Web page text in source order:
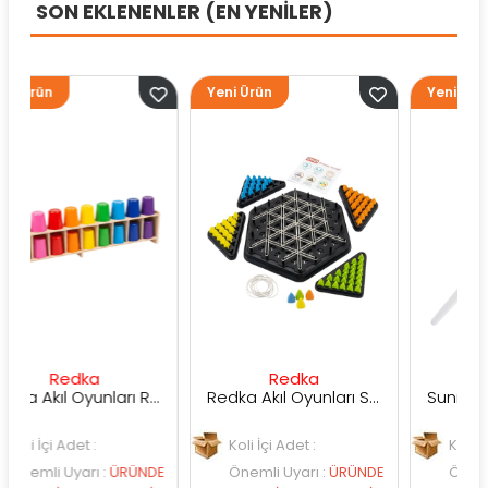
SON EKLENENLER (EN YENİLER)
Redka Akıl Oyunları Renk Dedektifi Oyunu
:ÜRÜNDE
Redka Akıl Oyunları Strateji Üçgeni Oyunu
Koli İçi Adet :
Önemli Uyarı:ÜRÜNDE
Yeni Ürün
Koli İçi Adet :
Önemli Uyarı
Yeni Ürün